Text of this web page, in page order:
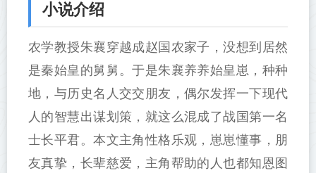
小说介绍
农学教授朱襄穿越成赵国农家子，没想到居然
是秦始皇的舅舅。于是朱襄养养始皇崽，种种
地，与历史名人交交朋友，偶尔发挥一下现代
人的智慧出谋划策，就这么混成了战国第一名
士长平君。本文主角性格乐观，崽崽懂事，朋
友真挚，长辈慈爱，主角帮助的人也都知恩图